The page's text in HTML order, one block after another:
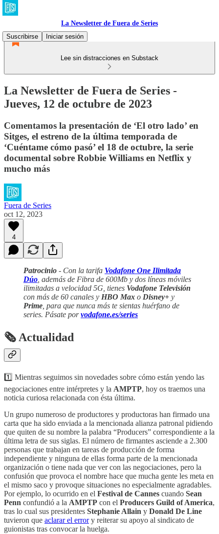
La Newsletter de Fuera de Series
Suscribirse
Iniciar sesión
Lee sin distracciones en Substack
La Newsletter de Fuera de Series -
Jueves, 12 de octubre de 2023
Comentamos la presentación de ‘El otro lado’ en
Sitges, el estreno de la última temporada de
‘Cuéntame cómo pasó’ el 18 de octubre, la serie
documental sobre Robbie Williams en Netflix y
mucho más
Fuera de Series
oct 12, 2023
4
Patrocinio - Con la tarifa Vodafone One Ilimitada
Dúo , además de Fibra de 600Mb y dos líneas móviles
ilimitadas a velocidad 5G, tienes Vodafone Televisión
con más de 60 canales y HBO Max o Disney+ y
Prime , para que nunca más te sientas huérfano de
series. Pásate porvodafone.es/series
🗞 Actualidad
1️⃣ Mientras seguimos sin novedades sobre cómo están yendo las
negociaciones entre intérpretes y la AMPTP, hoy os traemos una
noticia curiosa relacionada con ésta última.
Un grupo numeroso de productores y productoras han firmado una
carta que ha sido enviada a la mencionada alianza patronal pidiendo
que quiten de su nombre la palabra “Producers” correspondiente a la
última letra de sus siglas. El número de firmantes asciende a 2.300
personas que trabajan en tareas de producción de forma
independiente y ninguna de ellas forma parte de la mencionada
organización o tiene nada que ver con las negociaciones, pero la
confusión que provoca el nombre hace que mucha gente les meta en
el mismo saco y provoque situaciones no especialmente agradables.
Por ejemplo, lo ocurrido en el Festival de Cannes cuando Sean
Penn confundió a la AMPTP con el Producers Guild of America,
tras lo cual sus presidentes Stephanie Allain y Donald De Line
tuvieron que aclarar el errory reiterar su apoyo al sindicato de
guionistas tras convocar la huelga.